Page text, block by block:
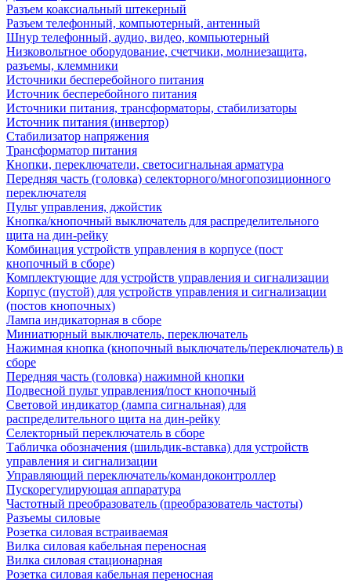
Разъем коаксиальный штекерный
Разъем телефонный, компьютерный, антенный
Шнур телефонный, аудио, видео, компьютерный
Низковольтное оборудование, счетчики, молниезащита,
разъемы, клеммники
Источники бесперебойного питания
Источник бесперебойного питания
Источники питания, трансформаторы, стабилизаторы
Источник питания (инвертор)
Стабилизатор напряжения
Трансформатор питания
Кнопки, переключатели, светосигнальная арматура
Передняя часть (головка) селекторного/многопозиционного
переключателя
Пульт управления, джойстик
Кнопка/кнопочный выключатель для распределительного
щита на дин-рейку
Комбинация устройств управления в корпусе (пост
кнопочный в сборе)
Комплектующие для устройств управления и сигнализации
Корпус (пустой) для устройств управления и сигнализации
(постов кнопочных)
Лампа индикаторная в сборе
Миниатюрный выключатель, переключатель
Нажимная кнопка (кнопочный выключатель/переключатель) в
сборе
Передняя часть (головка) нажимной кнопки
Подвесной пульт управления/пост кнопочный
Световой индикатор (лампа сигнальная) для
распределительного щита на дин-рейку
Селекторный переключатель в сборе
Табличка обозначения (шильдик-вставка) для устройств
управления и сигнализации
Управляющий переключатель/командоконтроллер
Пускорегулирующая аппаратура
Частотный преобразователь (преобразователь частоты)
Разъемы силовые
Розетка силовая встраиваемая
Вилка силовая кабельная переносная
Вилка силовая стационарная
Розетка силовая кабельная переносная